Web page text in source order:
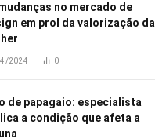
no mercado de
em prol da valorização da
2024 0
de papagaio: especialista
a condição que afeta a